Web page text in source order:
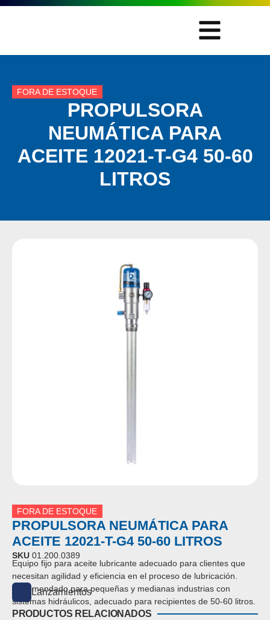
FORA DE ESTOQUE
PROPULSORA
NEUMÁTICA PARA
ACEITE 12021-T-G4 50-60
LITROS
FORA DE ESTOQUE
PROPULSORA NEUMÁTICA PARA
ACEITE 12021-T-G4 50-60 LITROS
SKU 01.200.0389
Equipo fijo para aceite lubricante adecuado para clientes que
necesitan agilidad y eficiencia en el proceso de lubricación.
Recomendado para pequeñas y medianas industrias con
sistemas hidráulicos, adecuado para recipientes de 50-60 litros.
Lanzamientos
PRODUCTOS RELACIONADOS